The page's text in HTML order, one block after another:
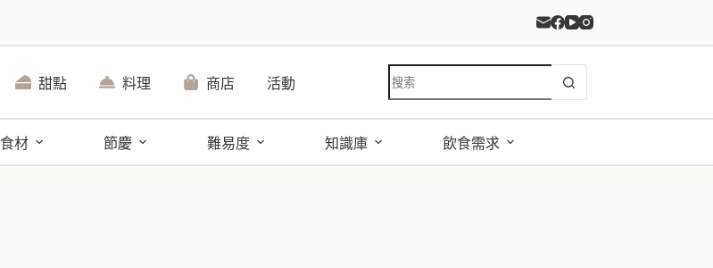
甜點 料理 商店 活動
找
不
到
合
食材 節慶 難易度 知識庫 飲食需求